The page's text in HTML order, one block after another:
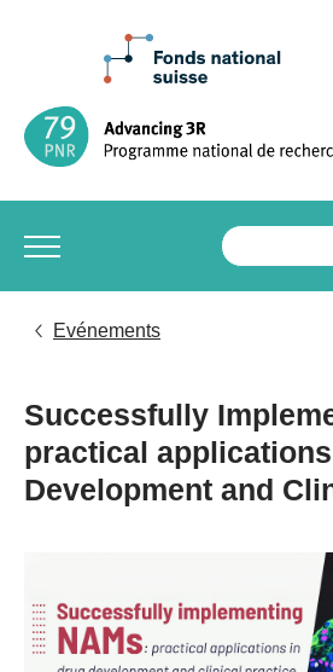
Evénements
Successfully
practical
Development and